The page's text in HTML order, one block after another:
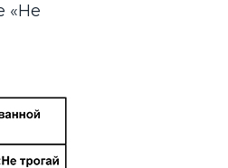
«Не